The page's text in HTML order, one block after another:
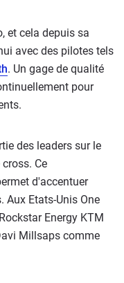
et cela depuis sa
avec des pilotes tels
. Un gage de qualité
pour
des leaders sur le
Ce
d'accentuer
Aux Etats-Unis One
Energy KTM
Millsaps comme